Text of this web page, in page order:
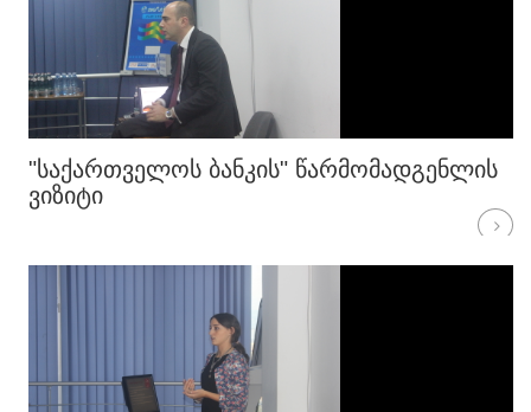
"ᲡᲐᲥᲐᲠᲗᲕᲔᲚᲝᲡ ᲑᲐᲜᲙᲘᲡ" ᲬᲐᲠᲛᲝᲛᲐᲓᲒᲔᲜᲚᲘᲡ
ᲕᲘᲖᲘᲢᲘ